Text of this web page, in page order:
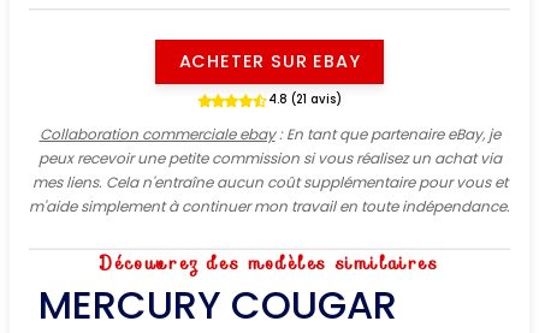
ACHETER SUR EBAY
4.8 (21 avis)
Collaboration commerciale ebay: En tant que partenaire eBay, je
peux recevoir une petite commission si vous réalisez un achat via
mes liens. Cela n'entraîne aucun coût supplémentaire pour vous et
m'aide simplement à continuer mon travail en toute indépendance.
Découvrez des modèles similaires
MERCURY COUGAR